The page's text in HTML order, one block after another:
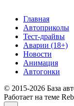
Главная
Автоприколы
Тест-драйвы
Аварии (18+)
Новости
Анимация
Автогонки
© 2015-2026 База
Работает на теме